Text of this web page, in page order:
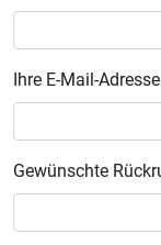
Ihre E-Mail-
Gewünschte